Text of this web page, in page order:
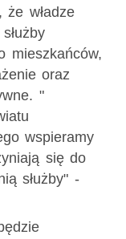
że władze
mieszkańców,
oraz
"
wspieramy
się do
służby" -